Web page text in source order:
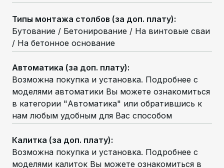
Типы монтажа столбов (за доп. плату):
Бутование / Бетонирование / На винтовые сваи
/ На бетонное основание
Автоматика (за доп. плату):
Возможна покупка и установка. Подробнее с
моделями автоматики Вы можете ознакомиться
в категории "Автоматика" или обратившись к
нам любым удобным для Вас способом
Калитка (за доп. плату):
Возможна покупка и установка. Подробнее с
моделями калиток Вы можете ознакомиться в